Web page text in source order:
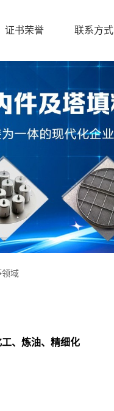
证书荣誉 联系方式
领域
、炼油、精细化